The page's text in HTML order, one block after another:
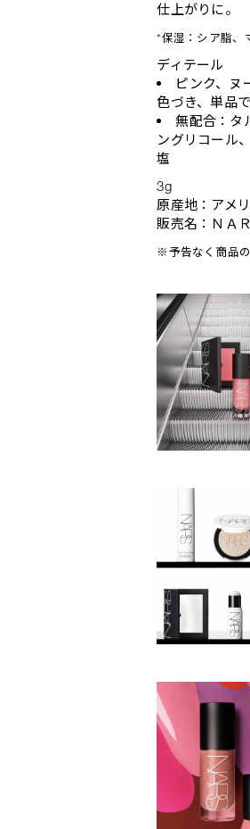
仕上がりに。
*保湿：シア脂、
ディテール
ピンク、ヌ
色づき、単品
無配合：タ
ングリコール
塩
3g
原産地：アメ
販売名：Ｎ
※予告なく商品の